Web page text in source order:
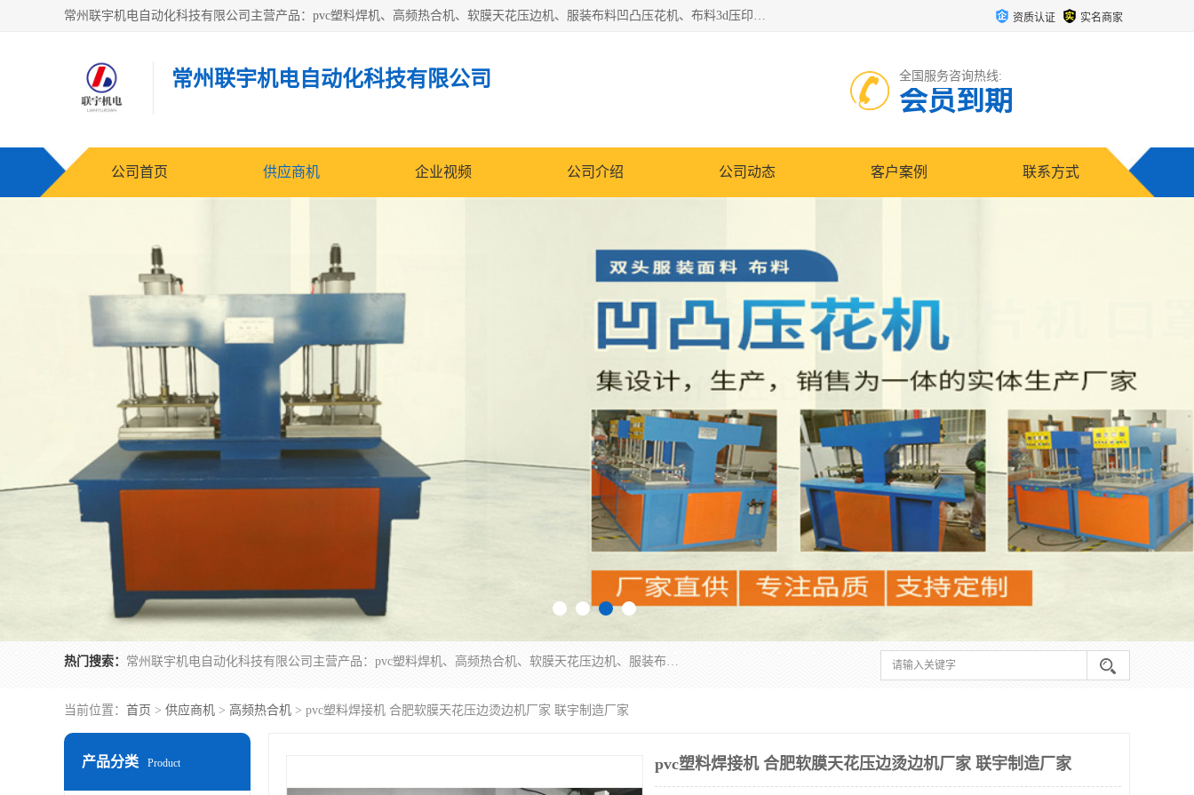
常州联宇机电自动化科技有限公司主营产品：pvc塑料焊机、高频热合机、软膜天花压边机、服装布料凹凸压花机、布料3d压印设备、服装植胶设备、超声波布料花边机、无纺布热合机、全自动压花机。 资质认证 实名商家
常州联宇机电自动化科技有限公司 全国服务咨询热线:
会员到期
公司首页 供应商机 企业视频 公司介绍 公司动态 客户案例 联系方式
热门搜索： 常州联宇机电自动化科技有限公司主营产品：pvc塑料焊机、高频热合机、软膜天花压边机、服装布料凹凸压花机、布料3d压印设备、服装植胶设备、超声波布料花边机、无纺布热合机、全自动压花机。
当前位置： 首页 > 供应商机 > 高频热合机 > pvc塑料焊接机 合肥软膜天花压边烫边机厂家 联宇制造厂家
产品分类 Product pvc塑料焊接机 合肥软膜天花压边烫边机厂家 联宇制造厂家